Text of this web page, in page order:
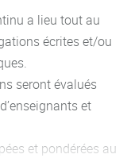
a lieu tout au
écrites et/ou
seront évalués
et
et pondérées au